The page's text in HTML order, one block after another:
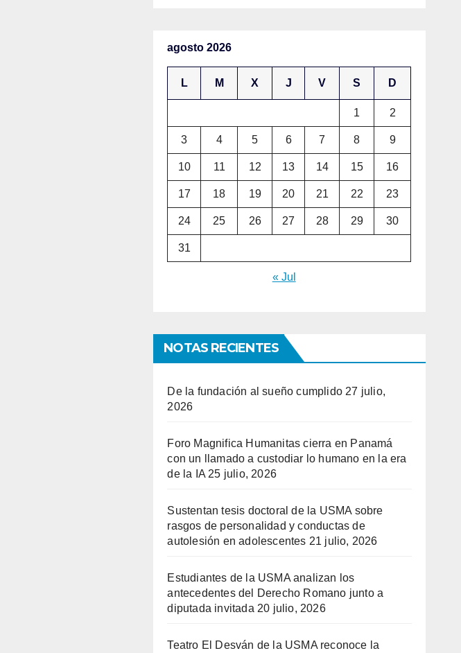
agosto 2026
L M X J V S D
1 2
3 4 5 6 7 8 9
10 11 12 13 14 15 16
17 18 19 20 21 22 23
24 25 26 27 28 29 30
31
« Jul
NOTAS RECIENTES
De la fundación al sueño cumplido 27 julio,
2026
Foro Magnifica Humanitas cierra en Panamá
con un llamado a custodiar lo humano en la era
de la IA 25 julio, 2026
Sustentan tesis doctoral de la USMA sobre
rasgos de personalidad y conductas de
autolesión en adolescentes 21 julio, 2026
Estudiantes de la USMA analizan los
antecedentes del Derecho Romano junto a
diputada invitada 20 julio, 2026
Teatro El Desván de la USMA reconoce la